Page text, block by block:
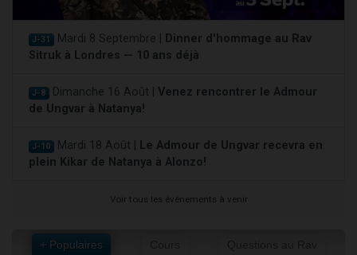
J-31 Mardi 8 Septembre |
Dinner d'hommage au Rav
Sitruk à Londres — 10 ans déjà
J-8 Dimanche 16 Août | Venez rencontrer le Admour
de Ungvar à Natanya!
J-10 Mardi 18 Août |
Le Admour de Ungvar recevra en
plein Kikar de Natanya à Alonzo!
Voir tous les événements à venir
+ Populaires